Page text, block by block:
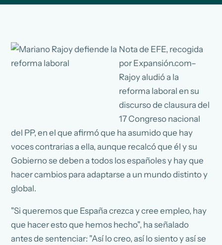
Nota de EFE, recogida
por Expansión.com–
Rajoy aludió a la
reforma laboral en su
discurso de clausura del
17 Congreso nacional
del PP, en el que afirmó que ha asumido que hay
voces contrarias a ella, aunque recalcó que él y su
Gobierno se deben a todos los españoles y hay que
hacer cambios para adaptarse a un mundo distinto y
global.
"Si queremos que España crezca y cree empleo, hay
que hacer esto que hemos hecho", ha señalado
antes de sentenciar: "Así lo creo, así lo siento y así se